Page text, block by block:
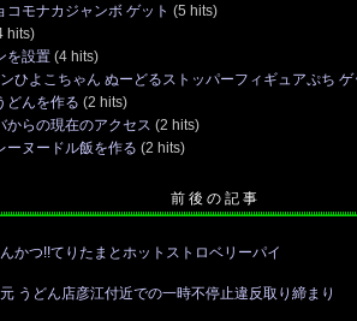
モナカジャンボ ゲット (5 hits)
hits)
を設置 (4 hits)
ひよこちゃん ぬーどるストッパーフィギュアぷち ゲ
どんを作る (2 hits)
からの現在のアクセス (2 hits)
ーヌードル飯を作る (2 hits)
前 後 の 記 事
かつ!!てりたまとホットストロベリーパイ
うどん店彦江付近での一時不停止違反取り締まり